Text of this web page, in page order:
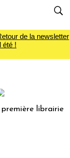
de la newsletter
été !
librairie du